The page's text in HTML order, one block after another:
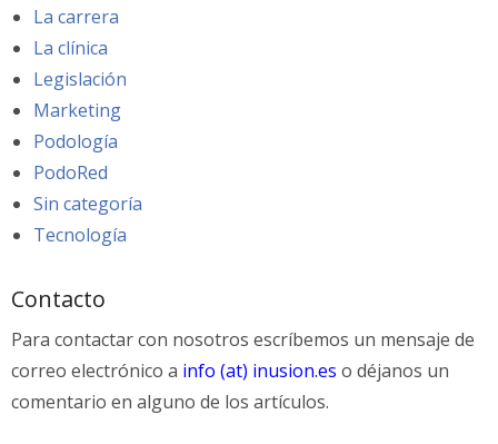
La carrera
La clínica
Legislación
Marketing
Podología
PodoRed
Sin categoría
Tecnología
Contacto
Para contactar con nosotros escríbemos un mensaje de
correo electrónico a info (at) inusion.es o déjanos un
comentario en alguno de los artículos.